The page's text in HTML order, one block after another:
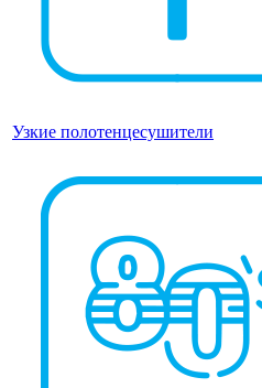
Узкие полотенцесушители